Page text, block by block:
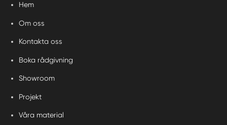
Hem
Om oss
Kontakta oss
Boka rådgivning
Showroom
Projekt
Våra material